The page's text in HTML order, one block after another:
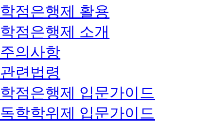
학점은행제 활용
학점은행제 소개
주의사항
관련법령
학점은행제 입문가이드
독학학위제 입문가이드